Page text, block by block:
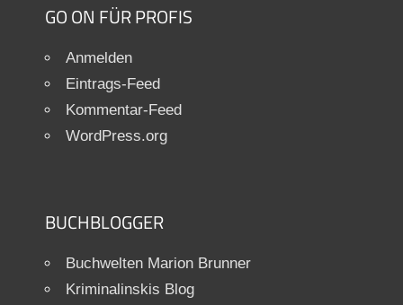
GO ON FÜR PROFIS
Anmelden
Eintrags-Feed
Kommentar-Feed
WordPress.org
BUCHBLOGGER
Buchwelten Marion Brunner
Kriminalinskis Blog